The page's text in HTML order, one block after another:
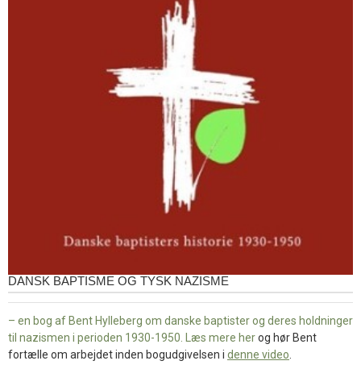
DANSK BAPTISME OG TYSK NAZISME
– en bog af Bent Hylleberg om danske baptister og deres holdninger
til nazismen i perioden 1930-1950. Læs mere herog hør Bent
fortælle om arbejdet inden bogudgivelsen i denne video